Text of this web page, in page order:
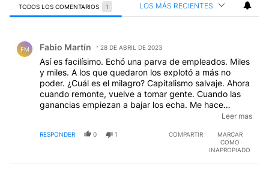
TODOS LOS COMENTARIOS 1 LOS MÁS RECIENTES
FM Fabio Martín 28 DE ABRIL DE 2023
Así es facilísimo. Echó una parva de empleados. Miles
y miles. A los que quedaron los explotó a más no
poder. ¿Cuál es el milagro? Capitalismo salvaje. Ahora
cuando remonte, vuelve a tomar gente. Cuando las
ganancias empiezan a bajar los echa. Me hace
acordar a los del campo que toman peones para
en las peores condiciones. Cuando levantaron la
cosecha, chau, si te he visto no me acuerdo. ¿Un país
Leer mas
RESPONDER 0 1 COMPARTIR
MARCAR
COMO
INAPROPIADO